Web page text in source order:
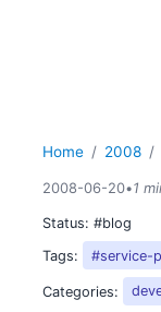
Home 2008
2008-06-20•1
Status:#blog
Tags:
#service-
Categories: